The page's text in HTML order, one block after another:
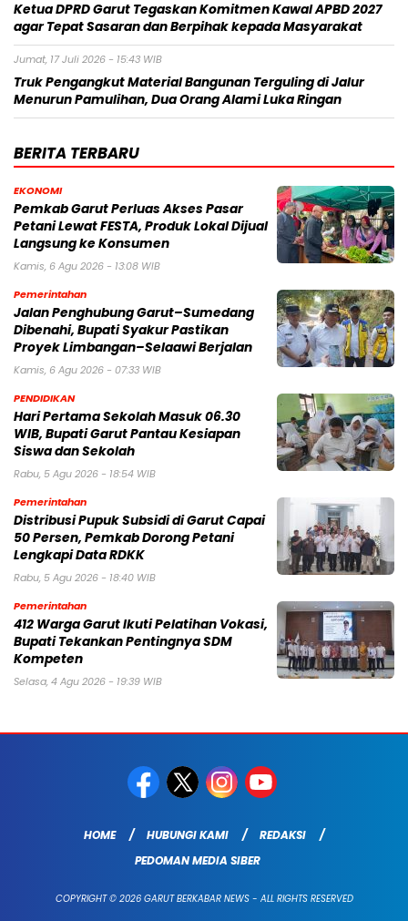
Ketua DPRD Garut Tegaskan Komitmen Kawal APBD 2027
agar Tepat Sasaran dan Berpihak kepada Masyarakat
Jumat, 17 Juli 2026 - 15:43 WIB
Truk Pengangkut Material Bangunan Terguling di Jalur
Menurun Pamulihan, Dua Orang Alami Luka Ringan
BERITA TERBARU
EKONOMI
Pemkab Garut Perluas Akses Pasar
Petani Lewat FESTA, Produk Lokal Dijual
Langsung ke Konsumen
Kamis, 6 Agu 2026 - 13:08 WIB
Pemerintahan
Jalan Penghubung Garut–Sumedang
Dibenahi, Bupati Syakur Pastikan
Proyek Limbangan–Selaawi Berjalan
Kamis, 6 Agu 2026 - 07:33 WIB
PENDIDIKAN
Hari Pertama Sekolah Masuk 06.30
WIB, Bupati Garut Pantau Kesiapan
Siswa dan Sekolah
Rabu, 5 Agu 2026 - 18:54 WIB
Pemerintahan
Distribusi Pupuk Subsidi di Garut Capai
50 Persen, Pemkab Dorong Petani
Lengkapi Data RDKK
Rabu, 5 Agu 2026 - 18:40 WIB
Pemerintahan
412 Warga Garut Ikuti Pelatihan Vokasi,
Bupati Tekankan Pentingnya SDM
Kompeten
Selasa, 4 Agu 2026 - 19:39 WIB
HOME HUBUNGI KAMI
REDAKSI
PEDOMAN MEDIA SIBER
COPYRIGHT © 2026 GARUT BERKABAR NEWS - ALL RIGHTS RESERVED